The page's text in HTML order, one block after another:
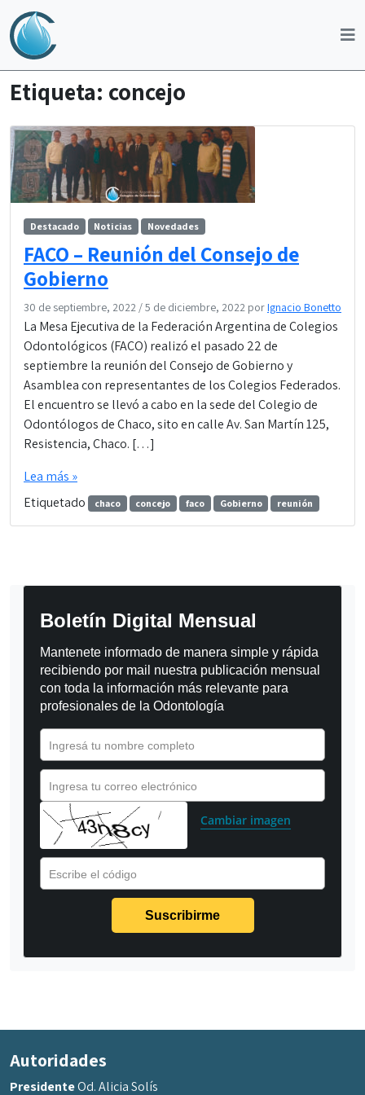
Etiqueta: concejo
Destacado Noticias Novedades
FACO – Reunión del Consejo de
Gobierno
30 de septiembre, 2022 /5 de diciembre, 2022 porIgnacio Bonetto
La Mesa Ejecutiva de la Federación Argentina de Colegios
Odontológicos (FACO) realizó el pasado 22 de
septiembre la reunión del Consejo de Gobierno y
Asamblea con representantes de los Colegios Federados.
El encuentro se llevó a cabo en la sede del Colegio de
Odontólogos de Chaco, sito en calle Av. San Martín 125,
Resistencia, Chaco. […]
Lea más »
Etiquetado
chaco concejo faco Gobierno reunión
Boletín Digital Mensual
Mantenete informado de manera simple y rápida
recibiendo por mail nuestra publicación mensual
con toda la información más relevante para
profesionales de la Odontología
Ingresá tu nombre completo
Ingresa tu correo electrónico
Cambiar imagen
Escribe el código
Autoridades
PresidenteOd. Alicia Solís